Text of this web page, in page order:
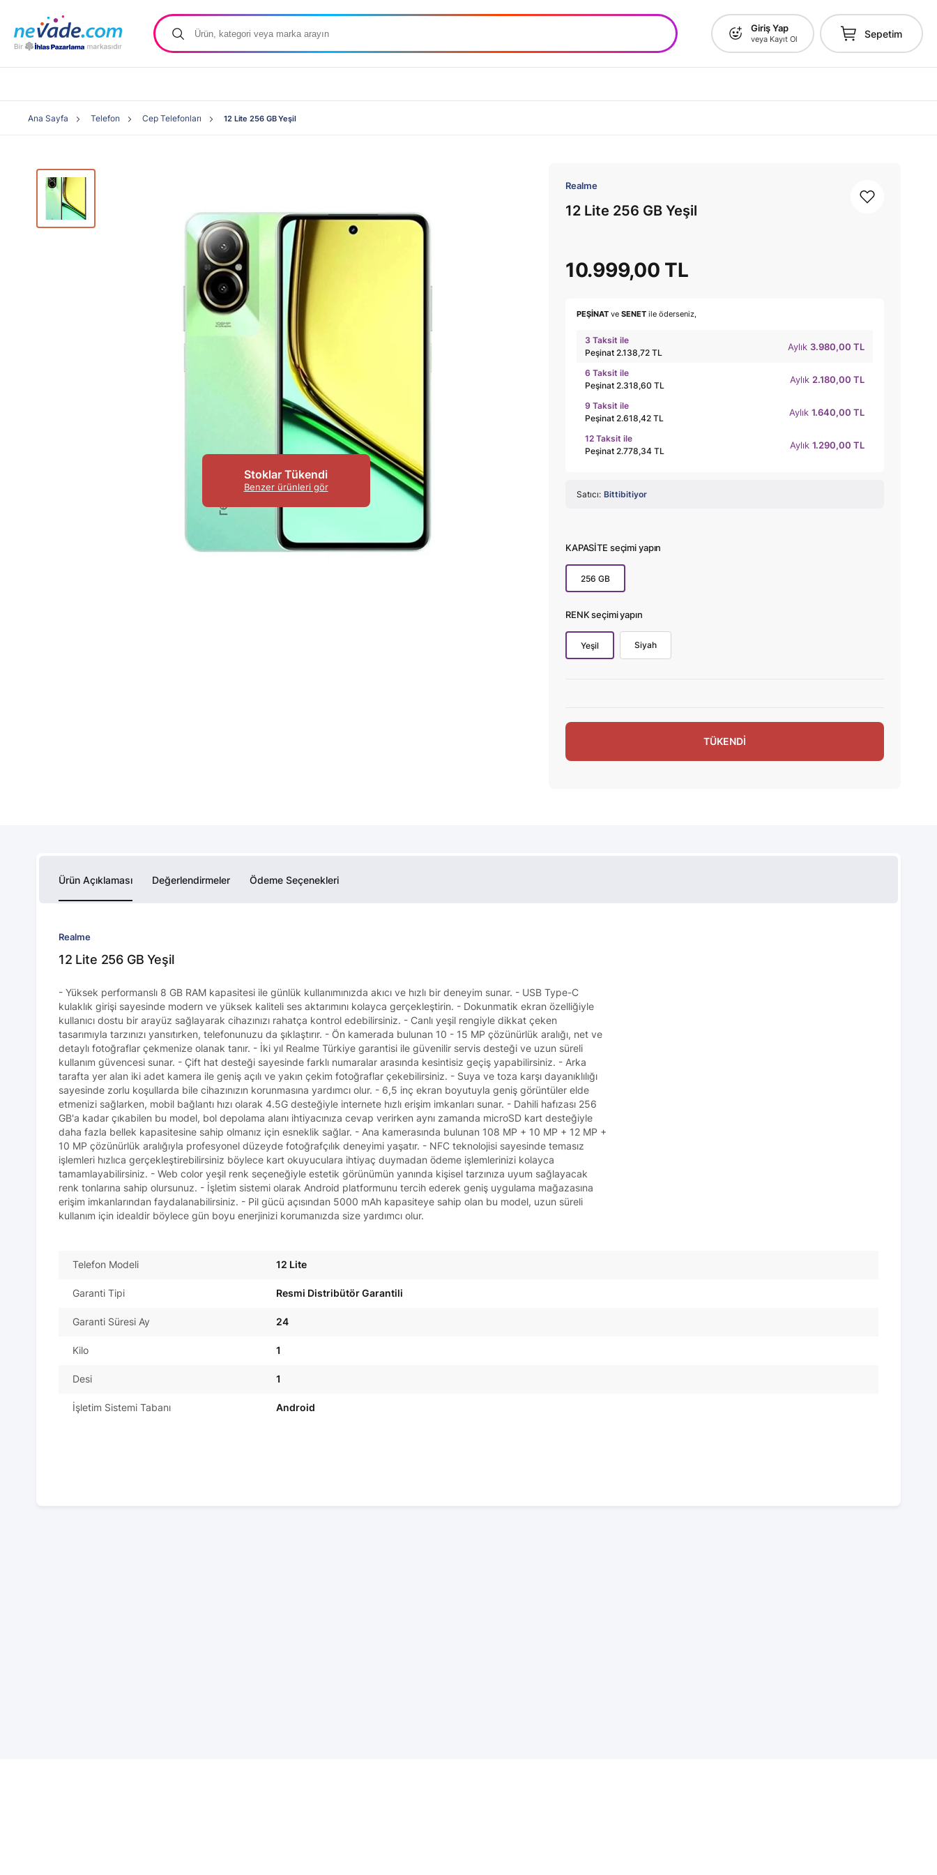
Giriş Yap
veya Kayıt Ol Sepetim
Ana Sayfa Telefon Cep Telefonları 12 Lite 256 GB Yeşil
Stoklar Tükendi
Benzer ürünleri gör
Realme
12 Lite 256 GB Yeşil
10.999,00 TL
PEŞİNAT ve SENET ile öderseniz,
3 Taksit ile
Peşinat 2.138,72 TL
Aylık 3.980,00 TL
6 Taksit ile
Peşinat 2.318,60 TL
Aylık 2.180,00 TL
9 Taksit ile
Peşinat 2.618,42 TL
Aylık 1.640,00 TL
12 Taksit ile
Peşinat 2.778,34 TL
Aylık 1.290,00 TL
Satıcı: Bittibitiyor
KAPASİTE seçimi yapın
256 GB
RENK seçimi yapın
Yeşil Siyah
TÜKENDİ
Ürün Açıklaması Değerlendirmeler Ödeme Seçenekleri
Realme
12 Lite 256 GB Yeşil
- Yüksek performanslı 8 GB RAM kapasitesi ile günlük kullanımınızda akıcı ve hızlı bir deneyim sunar. - USB Type-C
kulaklık girişi sayesinde modern ve yüksek kaliteli ses aktarımını kolayca gerçekleştirin. - Dokunmatik ekran özelliğiyle
kullanıcı dostu bir arayüz sağlayarak cihazınızı rahatça kontrol edebilirsiniz. - Canlı yeşil rengiyle dikkat çeken
tasarımıyla tarzınızı yansıtırken, telefonunuzu da şıklaştırır. - Ön kamerada bulunan 10 - 15 MP çözünürlük aralığı, net ve
detaylı fotoğraflar çekmenize olanak tanır. - İki yıl Realme Türkiye garantisi ile güvenilir servis desteği ve uzun süreli
kullanım güvencesi sunar. - Çift hat desteği sayesinde farklı numaralar arasında kesintisiz geçiş yapabilirsiniz. - Arka
tarafta yer alan iki adet kamera ile geniş açılı ve yakın çekim fotoğraflar çekebilirsiniz. - Suya ve toza karşı dayanıklılığı
sayesinde zorlu koşullarda bile cihazınızın korunmasına yardımcı olur. - 6,5 inç ekran boyutuyla geniş görüntüler elde
etmenizi sağlarken, mobil bağlantı hızı olarak 4.5G desteğiyle internete hızlı erişim imkanları sunar. - Dahili hafızası 256
GB'a kadar çıkabilen bu model, bol depolama alanı ihtiyacınıza cevap verirken aynı zamanda microSD kart desteğiyle
daha fazla bellek kapasitesine sahip olmanız için esneklik sağlar. - Ana kamerasında bulunan 108 MP + 10 MP + 12 MP +
10 MP çözünürlük aralığıyla profesyonel düzeyde fotoğrafçılık deneyimi yaşatır. - NFC teknolojisi sayesinde temasız
işlemleri hızlıca gerçekleştirebilirsiniz böylece kart okuyuculara ihtiyaç duymadan ödeme işlemlerinizi kolayca
tamamlayabilirsiniz. - Web color yeşil renk seçeneğiyle estetik görünümün yanında kişisel tarzınıza uyum sağlayacak
renk tonlarına sahip olursunuz. - İşletim sistemi olarak Android platformunu tercih ederek geniş uygulama mağazasına
erişim imkanlarından faydalanabilirsiniz. - Pil gücü açısından 5000 mAh kapasiteye sahip olan bu model, uzun süreli
kullanım için idealdir böylece gün boyu enerjinizi korumanızda size yardımcı olur.
Telefon Modeli 12 Lite
Garanti Tipi Resmi Distribütör Garantili
Garanti Süresi Ay 24
Kilo 1
Desi 1
İşletim Sistemi Tabanı Android